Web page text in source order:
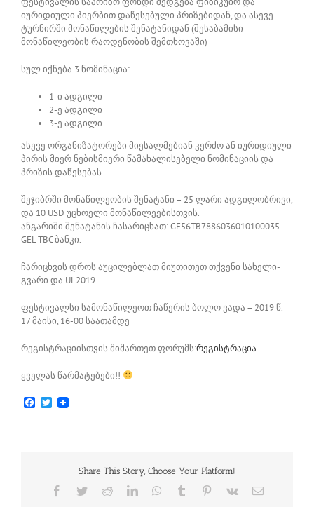
იურიდიული პიერბით დაწესებული პრიზებიდან, და ასევე
ტურნირში მონაწილების შენატანიდან (შესაბამისი
მონაწილეობის რაოდენობის შემთხოვაში)
სულ იქნება 3 ნომინაცია:
1-ი ადგილი
2-ე ადგილი
3-ე ადგილი
ასევე ორგანიზატორები მიესალმებიან კერძო ან იურიდიული
პირის მიერ ნებისმიერი წამახალისებელი ნომინაციის და
პრიზის დაწესებას.
შეჯიბრში მონაწილეობის შენატანი – 25 ლარი ადგილობრივი,
და 10 USD უცხოელი მონაწილეებისთვის.
ანგარიში შენატანის ჩასარიცხათ: GE56TB7886036010100035
GEL TBC ბანკი.
ჩარიცხვის დროს აუცილებლათ მიუთითეთ თქვენი სახელი-
გვარი და UL2019
ფესტივალსი სამონაწილეოთ ჩაწერის ბოლო ვადა – 2019 წ.
17 მაისი, 16-00 საათამდე
რეგისტრაციისთვის მიმართეთ ფორუმს:რეგისტრაცია
ყველას წარმატებები!!
Facebook
Twitter
Share This Story, Choose Your Platform!
Facebook
TwitterRedditLinkedInWhatsApp
Tumblr Pinterest
Vk Email